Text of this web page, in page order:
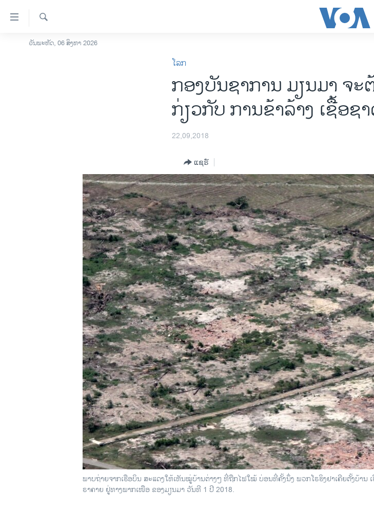
ລິ້ງ
ສຳຫລັບ
ໂຮມເພຈ
ອິດສະຫຼະພາບດ້ານການຂ່າວ
ວິທະຍາສາດ-ເທັກໂນໂລຈີ
ຄົ້ນຫາ
ວັນພະຫັດ, 06 ສິງຫາ 2026
ໂລກ
ກອງບັນຊາການ ມຽນມາ ຈ
ກ່ຽວກັບ ການຂ້າລ້າງ ເຊື້ອຊ
22,09,2018
ແຊຣ໌
ພາບຖ່າຍຈາກເຮືອບິນ ສະແດງໃຫ້ເຫັນໝູ່ບ້ານຕ່າງໆ ທີ່ຖືກໄຟໃໝ້ ບ່ອນທີ່ຄັ້ງນຶ່ງ ພວກໂຣຮິງຢາເຄີຍຕັ້ງບ້າ
ຣາຄາຍ ຢູ່ທາງພາກເໜືອ ຂອງມຽນມາ ວັນທີ 1 ປີ 2018.